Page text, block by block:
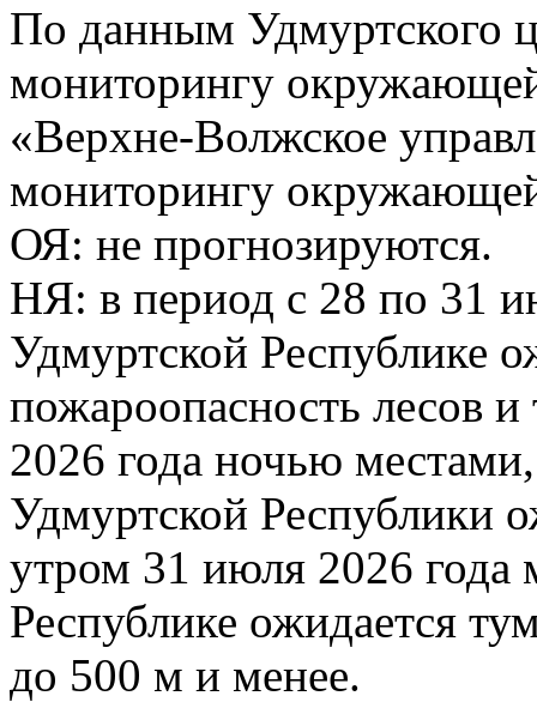
По данным Удмуртского
мониторингу
«Верхне-Волжское
мониторингу
ОЯ: не прогнозируются.
НЯ: в период с 28 по 31
Удмуртской Республике
пожароопасность лесов
2026 года ночью
Удмуртской Республики
утром 31 июля 2026 года
Республике ожидается
до 500 м и менее.